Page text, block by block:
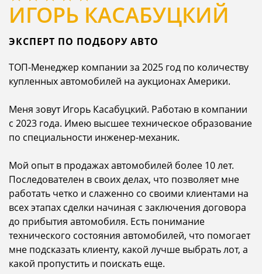
ИГОРЬ КАСАБУЦКИЙ
ЭКСПЕРТ ПО ПОДБОРУ АВТО
ТОП-Менеджер компании за 2025 год по количеству
купленных автомобилей на аукционах Америки.
Меня зовут Игорь Касабуцкий. Работаю в компании
с 2023 года. Имею высшее техническое образование
по специальности инженер-механик.
Мой опыт в продажах автомобилей более 10 лет.
Последователен в своих делах, что позволяет мне
работать четко и слаженно со своими клиентами на
всех этапах сделки начиная с заключения договора
до прибытия автомобиля. Есть понимание
технического состояния автомобилей, что помогает
мне подсказать клиенту, какой лучше выбрать лот, а
какой пропустить и поискать еще.